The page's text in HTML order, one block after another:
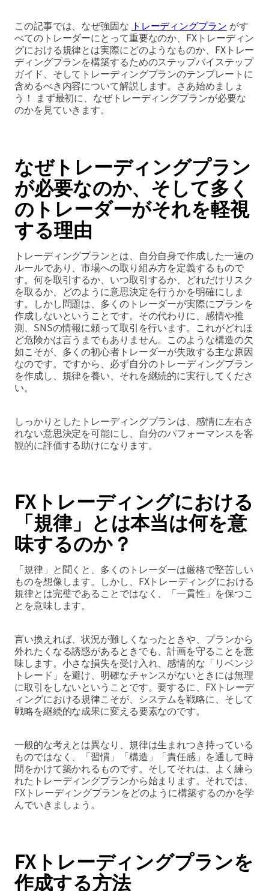
この記事では、なぜ強固な トレーディングプラン がす
べてのトレーダーにとって重要なのか、FXトレーディン
グにおける規律とは実際にどのようなものか、FXトレー
ディングプランを構築するためのステップバイステップ
ガイド、そしてトレーディングプランのテンプレートに
含めるべき内容について解説します。さあ始めましょ
う！ まず最初に、なぜトレーディングプランが必要な
のかを見ていきます。
なぜトレーディングプラン
が必要なのか、そして多く
のトレーダーがそれを軽視
する理由
トレーディングプランとは、自分自身で作成した一連の
ルールであり、市場への取り組み方を定義するもので
す。何を取引するか、いつ取引するか、どれだけリスク
を取るか、どのように意思決定を行うかを明確にしま
す。しかし問題は、多くのトレーダーが実際にプランを
作成しないということです。その代わりに、感情や推
測、SNSの情報に頼って取引を行います。これがどれほ
ど危険かは言うまでもありません。このような構造の欠
如こそが、多くの初心者トレーダーが失敗する主な原因
なのです。ですから、必ず自分のトレーディングプラン
を作成し、規律を養い、それを継続的に実行してくださ
い。
しっかりとしたトレーディングプランは、感情に左右さ
れない意思決定を可能にし、自分のパフォーマンスを客
観的に評価する助けになります。
FXトレーディングにおける
「規律」とは本当は何を意
味するのか？
「規律」と聞くと、多くのトレーダーは厳格で堅苦しい
ものを想像します。しかし、FXトレーディングにおける
規律とは完璧であることではなく、「一貫性」を保つこ
とを意味します。
言い換えれば、状況が難しくなったときや、プランから
外れたくなる誘惑があるときでも、計画を守ることを意
味します。小さな損失を受け入れ、感情的な「リベンジ
トレード」を避け、明確なチャンスがないときには無理
に取引をしないということです。要するに、FXトレーデ
ィングにおける規律こそが、システムを戦略に、そして
戦略を継続的な成果に変える要素なのです。
一般的な考えとは異なり、規律は生まれつき持っている
ものではなく、「習慣」「構造」「責任感」を通して時
間をかけて築かれるものです。そしてそれは、よく練ら
れたトレーディングプランから始まります。それでは、
FXトレーディングプランをどのように構築するのかを学
んでいきましょう。
FXトレーディングプランを
作成する方法